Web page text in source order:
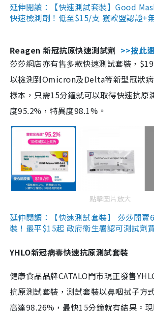
延伸閱讀：【快速測試套裝】Good
快速檢測劑！低至$15/支 獲歐盟認證+
Reagen 新冠抗原快速測試劑 >>按此
莎莎網店亦有售多款快速測試套裝，
以檢測到Omicron及Delta等新型冠狀
樣本，只需15分鐘就可以取得快速抗原
度95.2%，特異度98.1%。
點擊圖片放大
延伸閱讀：【快速測試套裝】 莎莎開賣
裝！最平$15起 政府衛生署認可測試劑
YHLO新冠病毒快速抗原測試套裝
健康食品品牌CATALO門市現正發售
抗原測試套裝，測試套裝以鼻咽拭子方
高達98.26%，最快15分鐘就有結果。